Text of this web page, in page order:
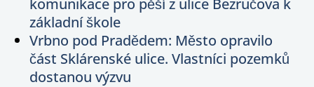
základní škole
Vrbno pod Pradědem: Město opravilo
část Sklárenské ulice. Vlastníci pozemků
dostanou výzvu